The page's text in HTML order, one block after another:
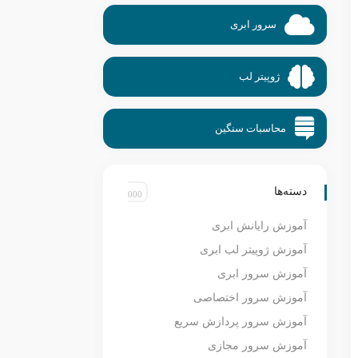
سرور ابری
ژوپیتر لب
محاسبات سنگین
دسته‌ها
آموزش رایانش ابری
آموزش ژوپیتر لب ابری
آموزش سرور ابری
آموزش سرور اختصاصی
آموزش سرور پردازش سریع
آموزش سرور مجازی